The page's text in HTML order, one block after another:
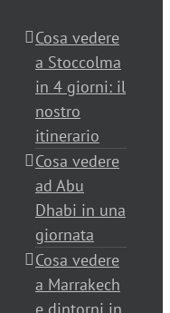
Cosa vedere
a Stoccolma
in 4 giorni: il
nostro
itinerario
Cosa vedere
ad Abu
Dhabi in una
giornata
Cosa vedere
a Marrakech